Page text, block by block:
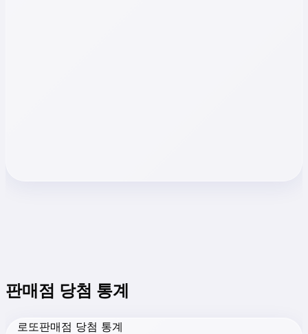
판매점 당첨 통계
로또판매점 당첨 통계